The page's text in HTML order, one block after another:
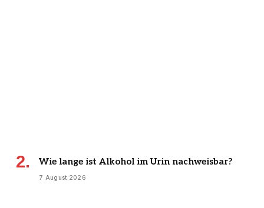
Wie lange ist Alkohol im Urin nachweisbar?
7 August 2026